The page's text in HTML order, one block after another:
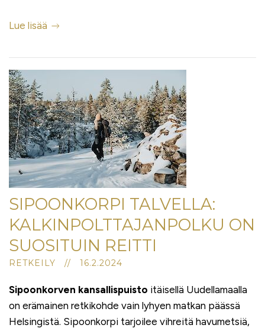
Lue lisää
SIPOONKORPI TALVELLA:
KALKINPOLTTAJANPOLKU ON
SUOSITUIN REITTI
RETKEILY // 16.2.2024
Sipoonkorven kansallispuisto itäisellä Uudellamaalla
on erämainen retkikohde vain lyhyen matkan päässä
Helsingistä. Sipoonkorpi tarjoilee vihreitä havumetsiä,